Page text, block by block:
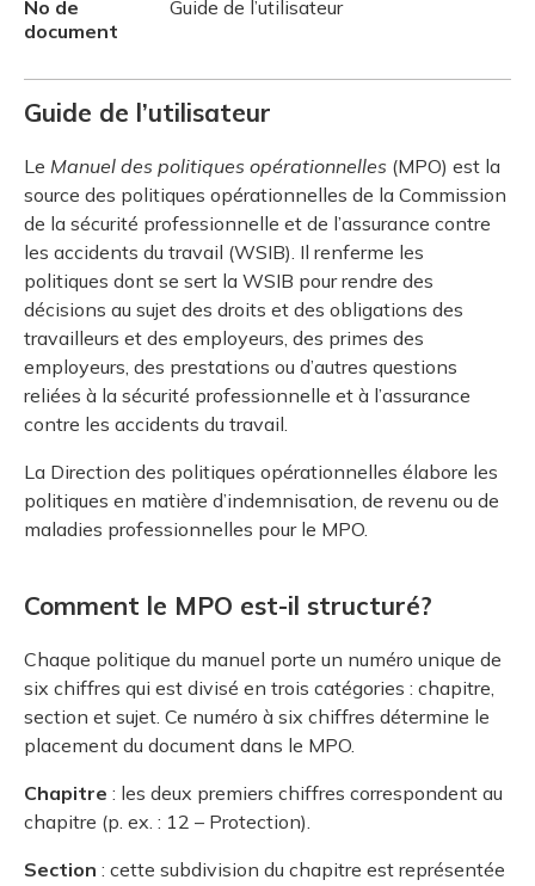
No de
document
Guide de l’utilisateur
Guide de l’utilisateur
Le Manuel des politiques opérationnelles (MPO) est la
source des politiques opérationnelles de la Commission
de la sécurité professionnelle et de l’assurance contre
les accidents du travail (WSIB). Il renferme les
politiques dont se sert la WSIB pour rendre des
décisions au sujet des droits et des obligations des
travailleurs et des employeurs, des primes des
employeurs, des prestations ou d’autres questions
reliées à la sécurité professionnelle et à l’assurance
contre les accidents du travail.
La Direction des politiques opérationnelles élabore les
politiques en matière d’indemnisation, de revenu ou de
maladies professionnelles pour le MPO.
Comment le MPO est-il structuré?
Chaque politique du manuel porte un numéro unique de
six chiffres qui est divisé en trois catégories : chapitre,
section et sujet. Ce numéro à six chiffres détermine le
placement du document dans le MPO.
Chapitre : les deux premiers chiffres correspondent au
chapitre (p. ex. : 12 – Protection).
Section : cette subdivision du chapitre est représentée